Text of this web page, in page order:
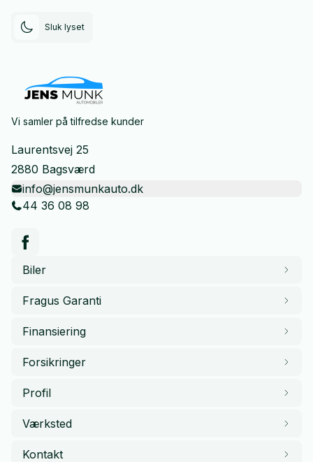
Sluk lyset
Vi samler på tilfredse kunder
Laurentsvej 25
2880 Bagsværd
info@jensmunkauto.dk
44 36 08 98
Biler
Fragus Garanti
Finansiering
Forsikringer
Profil
Værksted
Kontakt